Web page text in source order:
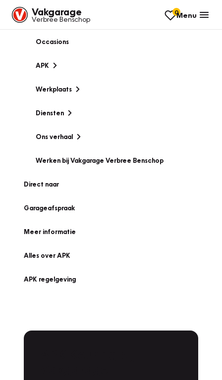
Vakgarage
Verbree Benschop
0Menu
Occasions
APK
Werkplaats
Diensten
Ons verhaal
Werken bij Vakgarage Verbree Benschop
Direct naar
Garageafspraak
Meer informatie
Alles over APK
APK regelgeving